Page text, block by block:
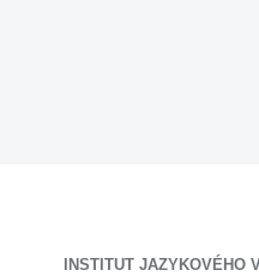
INSTITUT JAZYKOVÉHO